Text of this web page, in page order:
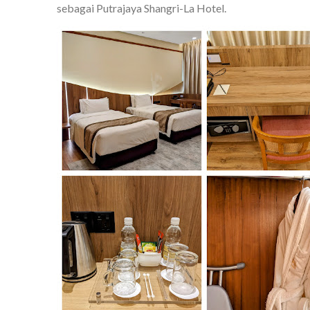
sebagai Putrajaya Shangri-La Hotel.